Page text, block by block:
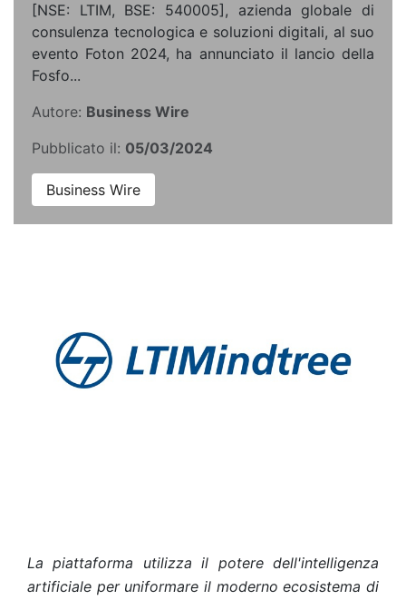
[NSE: LTIM, BSE: 540005], azienda globale di
consulenza tecnologica e soluzioni digitali, al suo
evento Foton 2024, ha annunciato il lancio della
Fosfo...
Autore: Business Wire
Pubblicato il: 05/03/2024
Business Wire
La piattaforma utilizza il potere dell'intelligenza
artificiale per uniformare il moderno ecosistema di